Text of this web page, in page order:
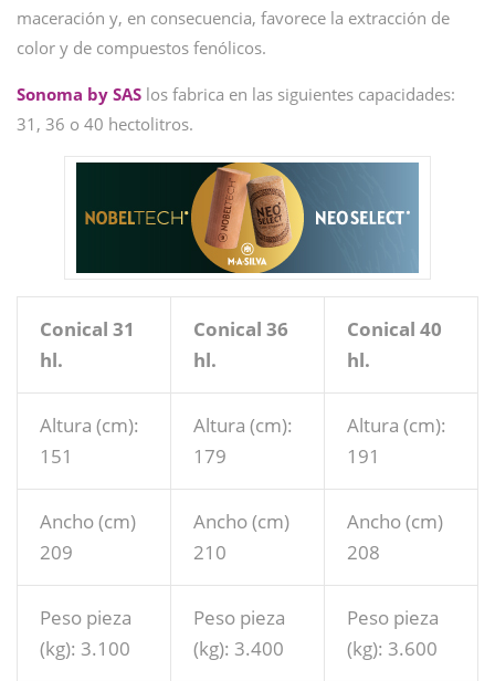
maceración y, en consecuencia, favorece la extracción de
color y de compuestos fenólicos.
Sonoma by SAS los fabrica en las siguientes capacidades:
31, 36 o 40 hectolitros.
Conical 31
hl.
Conical 36
hl.
Conical 40
hl.
Altura (cm):
151
Altura (cm):
179
Altura (cm):
191
Ancho (cm)
209
Ancho (cm)
210
Ancho (cm)
208
Peso pieza
(kg): 3.100
Peso pieza
(kg): 3.400
Peso pieza
(kg): 3.600